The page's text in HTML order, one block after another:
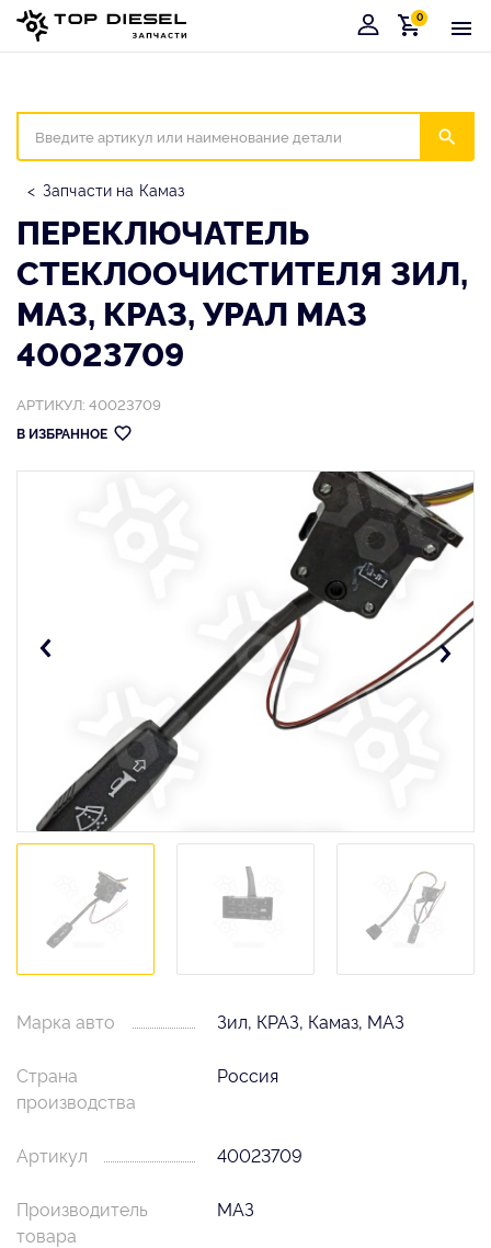
Корзина
0
Запчасти на Камаз
ПЕРЕКЛЮЧАТЕЛЬ
СТЕКЛООЧИСТИТЕЛЯ ЗИЛ,
МАЗ, КРАЗ, УРАЛ МАЗ
40023709
АРТИКУЛ: 40023709
В ИЗБРАННОЕ
Марка авто Зил, КРАЗ, Камаз, МАЗ
Страна
производства
Россия
Артикул 40023709
Производитель
товара
МАЗ